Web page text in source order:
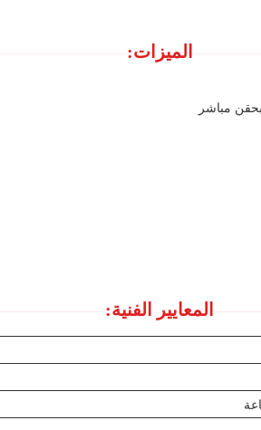
الميزات:
مباشر
المعايير الفنية: